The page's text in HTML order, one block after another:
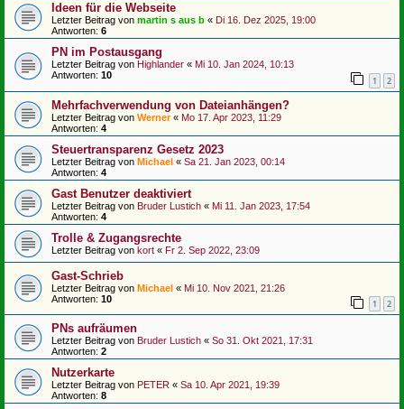
Ideen für die Webseite
Letzter Beitrag von martin s aus b « Di 16. Dez 2025, 19:00
Antworten: 6
PN im Postausgang
Letzter Beitrag von Highlander « Mi 10. Jan 2024, 10:13
Antworten: 10 1 2
Mehrfachverwendung von Dateianhängen?
Letzter Beitrag von Werner« Mo 17. Apr 2023, 11:29
Antworten: 4
Steuertransparenz Gesetz 2023
Letzter Beitrag von Michael « Sa 21. Jan 2023, 00:14
Antworten: 4
Gast Benutzer deaktiviert
Letzter Beitrag von Bruder Lustich « Mi 11. Jan 2023, 17:54
Antworten: 4
Trolle & Zugangsrechte
Letzter Beitrag von kort « Fr 2. Sep 2022, 23:09
Gast-Schrieb
Letzter Beitrag von Michael « Mi 10. Nov 2021, 21:26
Antworten: 10 1 2
PNs aufräumen
Letzter Beitrag von Bruder Lustich « So 31. Okt 2021, 17:31
Antworten: 2
Nutzerkarte
Letzter Beitrag von PETER « Sa 10. Apr 2021, 19:39
Antworten: 8